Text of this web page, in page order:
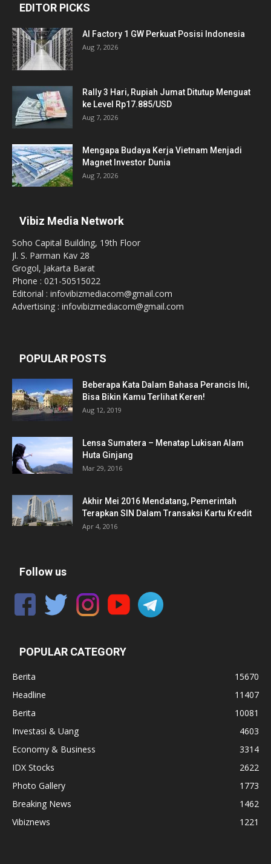
EDITOR PICKS
AI Factory 1 GW Perkuat Posisi Indonesia
Aug 7, 2026
Rally 3 Hari, Rupiah Jumat Ditutup Menguat
ke Level Rp17.885/USD
Aug 7, 2026
Mengapa Budaya Kerja Vietnam Menjadi
Magnet Investor Dunia
Aug 7, 2026
Vibiz Media Network
Soho Capital Building, 19th Floor
Jl. S. Parman Kav 28
Grogol, Jakarta Barat
Phone : 021-50515022
Editorial : infovibizmediacom@gmail.com
Advertising : infovibizmediacom@gmail.com
POPULAR POSTS
Beberapa Kata Dalam Bahasa Perancis Ini,
Bisa Bikin Kamu Terlihat Keren!
Aug 12, 2019
Lensa Sumatera – Menatap Lukisan Alam
Huta Ginjang
Mar 29, 2016
Akhir Mei 2016 Mendatang, Pemerintah
Terapkan SIN Dalam Transaksi Kartu Kredit
Apr 4, 2016
Follow us
POPULAR CATEGORY
Berita
15670
Headline
11407
Berita
10081
Investasi & Uang
4603
Economy & Business
3314
IDX Stocks
2622
Photo Gallery
1773
Breaking News
1462
Vibiznews
1221